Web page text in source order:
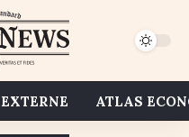
EXTERNE ATLAS